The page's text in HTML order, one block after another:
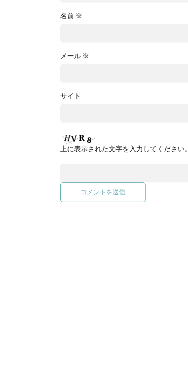
名前 ※
メール ※
サイト
上に表示された文字を入力してください。